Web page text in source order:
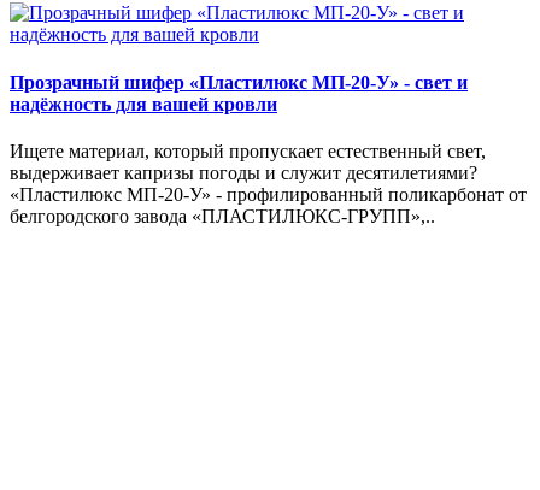
Прозрачный шифер «Пластилюкс МП-20-У» - свет и
надёжность для вашей кровли
Ищете материал, который пропускает естественный свет,
выдерживает капризы погоды и служит десятилетиями?
«Пластилюкс МП-20-У» - профилированный поликарбонат от
белгородского завода «ПЛАСТИЛЮКС-ГРУПП»,..